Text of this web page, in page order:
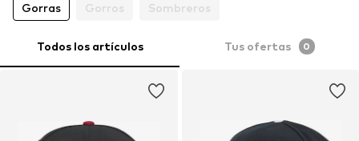
Gorras
Gorros Sombreros
Todos los artículos Tus ofertas 0